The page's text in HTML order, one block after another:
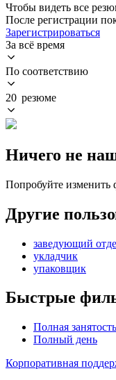
Чтобы видеть все
После регистрации
Зарегистрироваться
За всё время
По соответствию
20 резюме
Ничего не
Попробуйте
Другие
заведующий
укладчик
упаковщик
Быстрые
Полная занятость
Полный день
Корпоративная